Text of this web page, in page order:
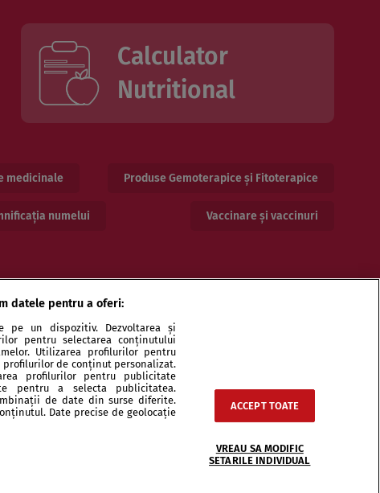
Calculator
Nutritional
medicinale Produse Gemoterapice și Fitoterapice
numelui Vaccinare și vaccinuri
și specialiști Echipa Contact Sitemap
datele pentru a oferi:
pe un dispozitiv. Dezvoltarea și
pentru selectarea conținutului
Utilizarea profilurilor pentru
de conținut personalizat.
profilurilor pentru publicitate
pentru a selecta publicitatea.
de date din surse diferite.
Date precise de geolocație
ACCEPT TOATE
VREAU SA MODIFIC
SETARILE INDIVIDUAL